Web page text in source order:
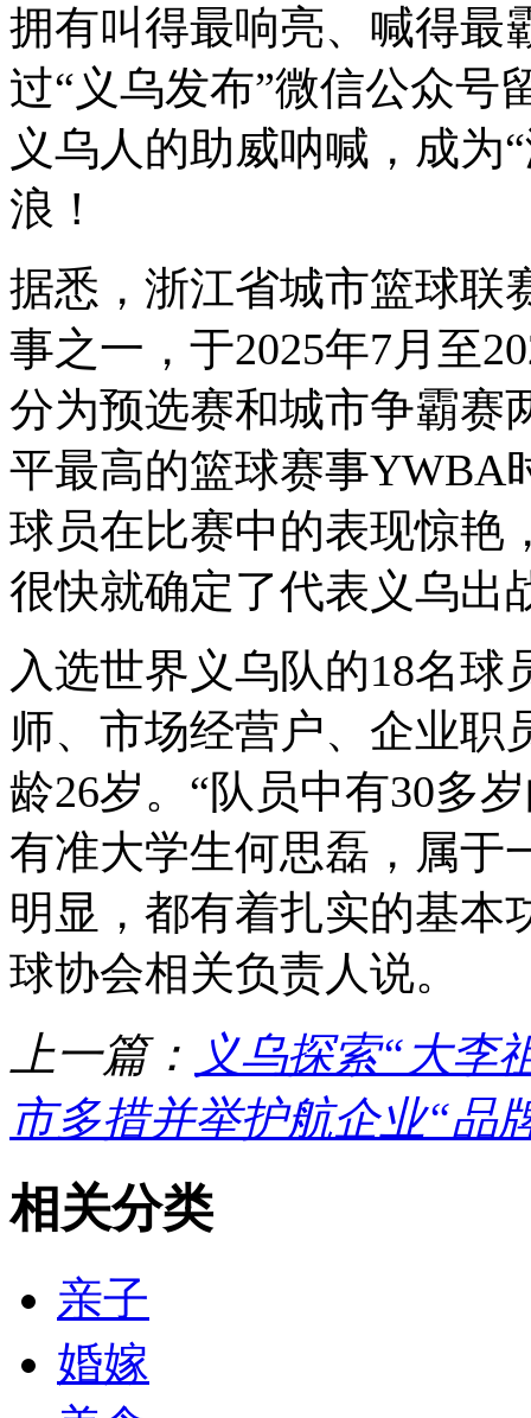
拥有叫得最响亮、喊得最
过“义乌发布”微信公众号
义乌人的助威呐喊，成为
浪！
据悉，浙江省城市篮球联
事之一，于2025年7月至
分为预选赛和城市争霸赛
平最高的篮球赛事YWBA
球员在比赛中的表现惊艳
很快就确定了代表义乌出
入选世界义乌队的18名
师、市场经营户、企业职
龄26岁。“队员中有30多
有准大学生何思磊，属于
明显，都有着扎实的基本
球协会相关负责人说。
上一篇： 义乌探索“大李
市多措并举护航企业“品
相关分类
亲子
婚嫁